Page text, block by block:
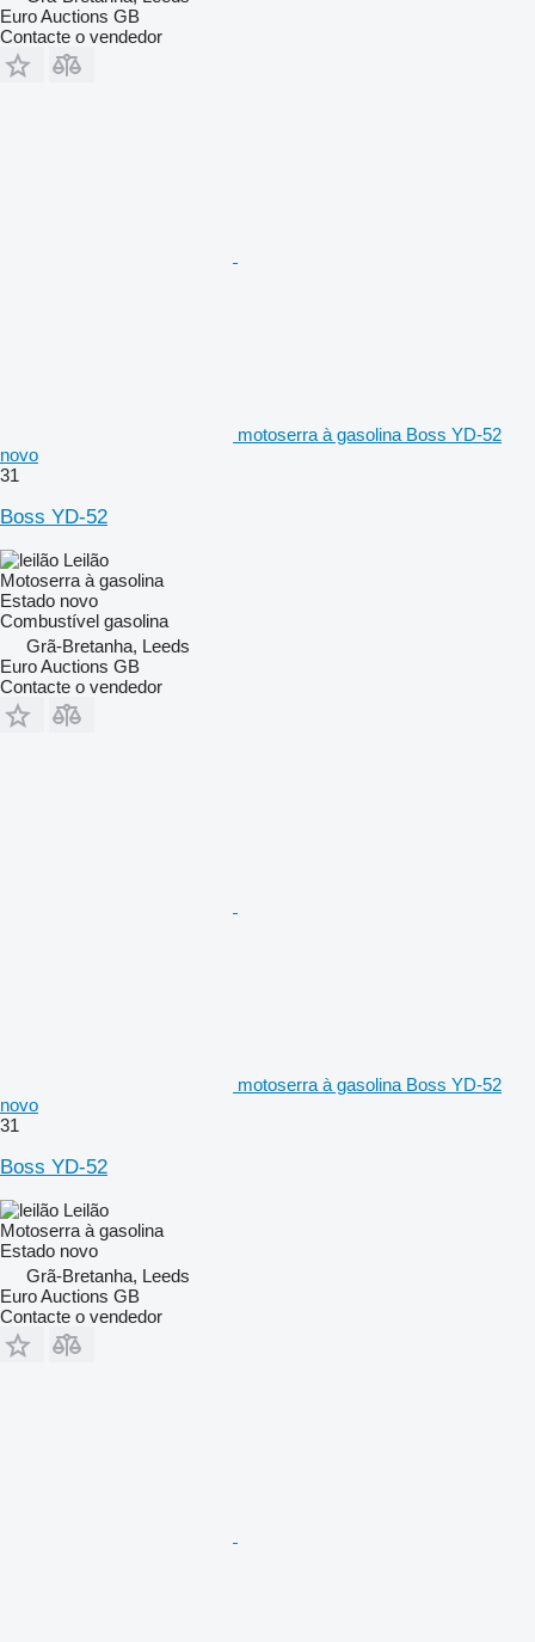
Euro Auctions GB
Contacte o vendedor
motoserra à gasolina Boss YD-52
novo
31
Boss YD-52
Leilão
Motoserra à gasolina
Estado novo
Combustível gasolina
Grã-Bretanha, Leeds
Euro Auctions GB
Contacte o vendedor
motoserra à gasolina Boss YD-52
novo
31
Boss YD-52
Leilão
Motoserra à gasolina
Estado novo
Grã-Bretanha, Leeds
Euro Auctions GB
Contacte o vendedor